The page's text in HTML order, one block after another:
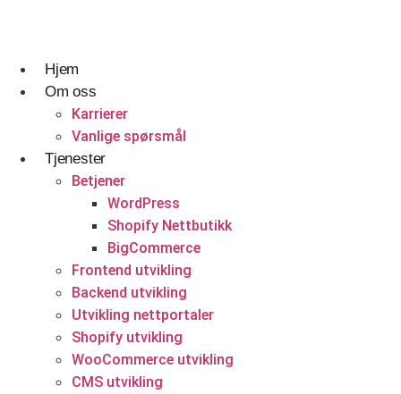
Hjem
Om oss
Karrierer
Vanlige spørsmål
Tjenester
Betjener
WordPress
Shopify Nettbutikk
BigCommerce
Frontend utvikling
Backend utvikling
Utvikling nettportaler
Shopify utvikling
WooCommerce utvikling
CMS utvikling
UI UX Design
Webapplikasjonsdesign
Tilpasset Webdesign
Portefølje Webdesign
Utviklingstjenester
Reise og gjestfrihet
Reisebyråer
Byggetjenester
Hvem vi er og hva vi gjør.
Karrierer
Vanlige spørsmål
Nettsteddesign- og utviklingsbyrå i Norge
Få et tilbud